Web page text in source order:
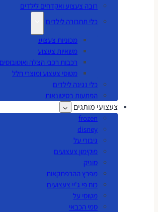
רובה צעצוע ואקדחים לילדים
כלי תחבורה לילדים
מכוניות צעצוע
משאיות צעצוע
רכבות רכבי הצלה ואוטובוסים
מטוסי צעצוע ומוצרי חלל
כלי נגינה לילדים
הפתעות בסיטונאות
צעצועי מותגים
frozen
disney
גיבורי על
פוקימון צעצועים
סוניק
מפרץ ההרפתקאות
כוח פי ג'יי צעצועים
מטוסי על
סמי הכבאי